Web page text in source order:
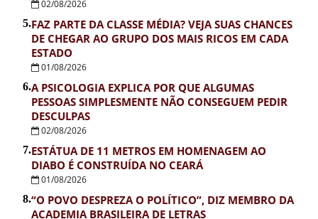
02/08/2026
5.FAZ PARTE DA CLASSE MÉDIA? VEJA SUAS CHANCES
DE CHEGAR AO GRUPO DOS MAIS RICOS EM CADA
ESTADO
01/08/2026
6.A PSICOLOGIA EXPLICA POR QUE ALGUMAS
PESSOAS SIMPLESMENTE NÃO CONSEGUEM PEDIR
DESCULPAS
02/08/2026
7.ESTÁTUA DE 11 METROS EM HOMENAGEM AO
DIABO É CONSTRUÍDA NO CEARÁ
01/08/2026
8.“O POVO DESPREZA O POLÍTICO”, DIZ MEMBRO DA
ACADEMIA BRASILEIRA DE LETRAS